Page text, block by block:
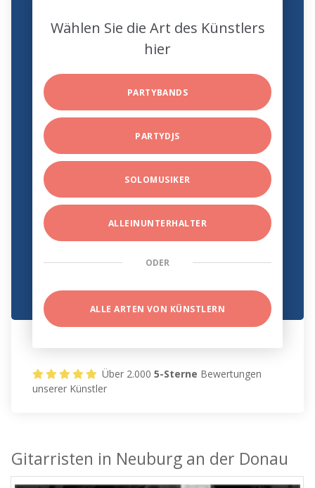
Wählen Sie die Art des Künstlers
hier
PARTYBANDS
PARTYDJS
SOLOMUSIKER
ALLEINUNTERHALTER
ODER
ALLE ARTEN VON KÜNSTLERN
Über 2.0005-Sterne Bewertungen
unserer Künstler
Gitarristen in Neuburg an der Donau